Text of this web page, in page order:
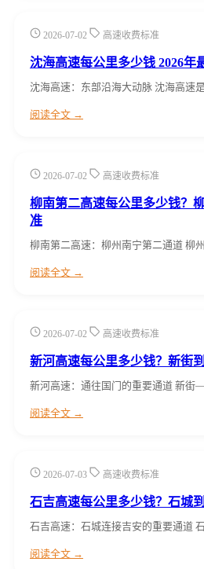
2026-07-02 高速收费标准
沈海高速每公里多少钱 2026年
沈海高速：东部沿海大动脉 沈海高速
阅读全文 →
2026-07-02 高速收费标准
柳南第二高速每公里多少钱？
准
柳南第二高速：柳州南宁第二通道
阅读全文 →
2026-07-02 高速收费标准
新河高速每公里多少钱？新街
新河高速：通往国门的重要通道 新
阅读全文 →
2026-07-03 高速收费标准
石吉高速每公里多少钱？石城
石吉高速：石城连接吉安的重要通道
阅读全文 →